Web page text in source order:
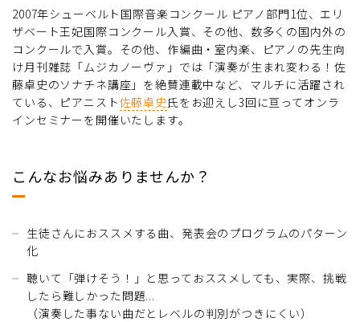
2007年シューベルト国際音楽コンクール ピアノ部門1位、エリ
ザベート王妃国際コンクール入賞、その他、数多くの国内外の
コンクールで入賞。その他、作編曲・室内楽、ピアノの先生向
け月刊雑誌「ムジカノーヴァ」では「演奏が生まれ変わる！佐
藤卓史のソナチネ講座」を絶賛連載中など、マルチに活躍され
ている、ピアニスト佐藤卓史 氏をお迎えし3回に亘ってオンラ
インセミナーを開催いたします。
こんなお悩みありませんか？
生徒さんにおススメする曲、発表会のプログラムのパターン
化
聴いて「弾けそう！」と思っておススメしても、実際、挑戦
したら難しかった問題...
（演奏した事ない曲だとレベルの判別がつきにくい）